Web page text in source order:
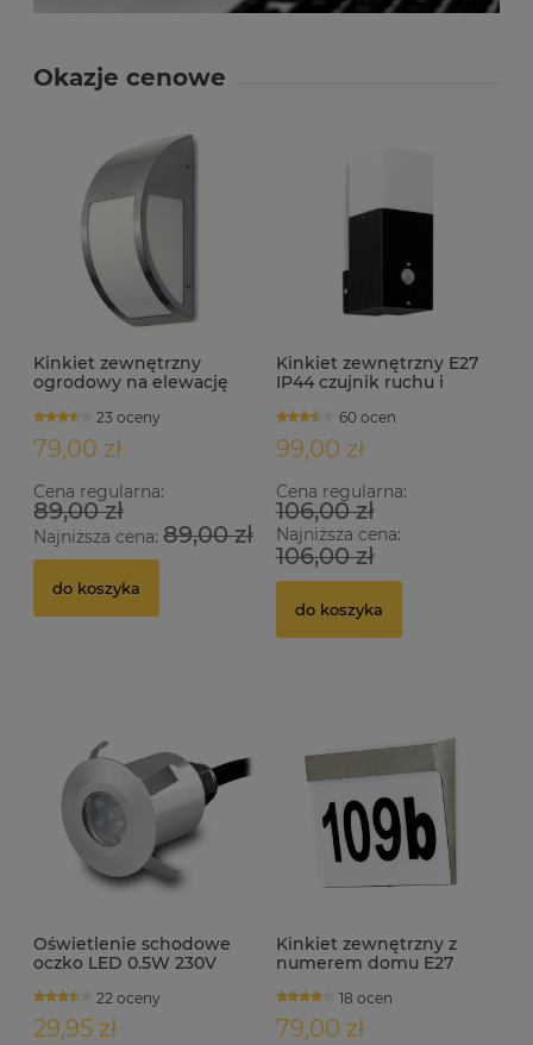
Okazje cenowe
Kinkiet zewnętrzny
ogrodowy na elewację
23 oceny
79,00 zł
Cena regularna:
89,00 zł
Najniższa cena: 89,00 zł
do koszyka
Kinkiet zewnętrzny E27
IP44 czujnik ruchu i
60 ocen
99,00 zł
Cena regularna:
106,00 zł
Najniższa cena:
106,00 zł
do koszyka
Oświetlenie schodowe
oczko LED 0.5W 230V
22 oceny
29,95 zł
Kinkiet zewnętrzny z
numerem domu E27
18 ocen
79,00 zł